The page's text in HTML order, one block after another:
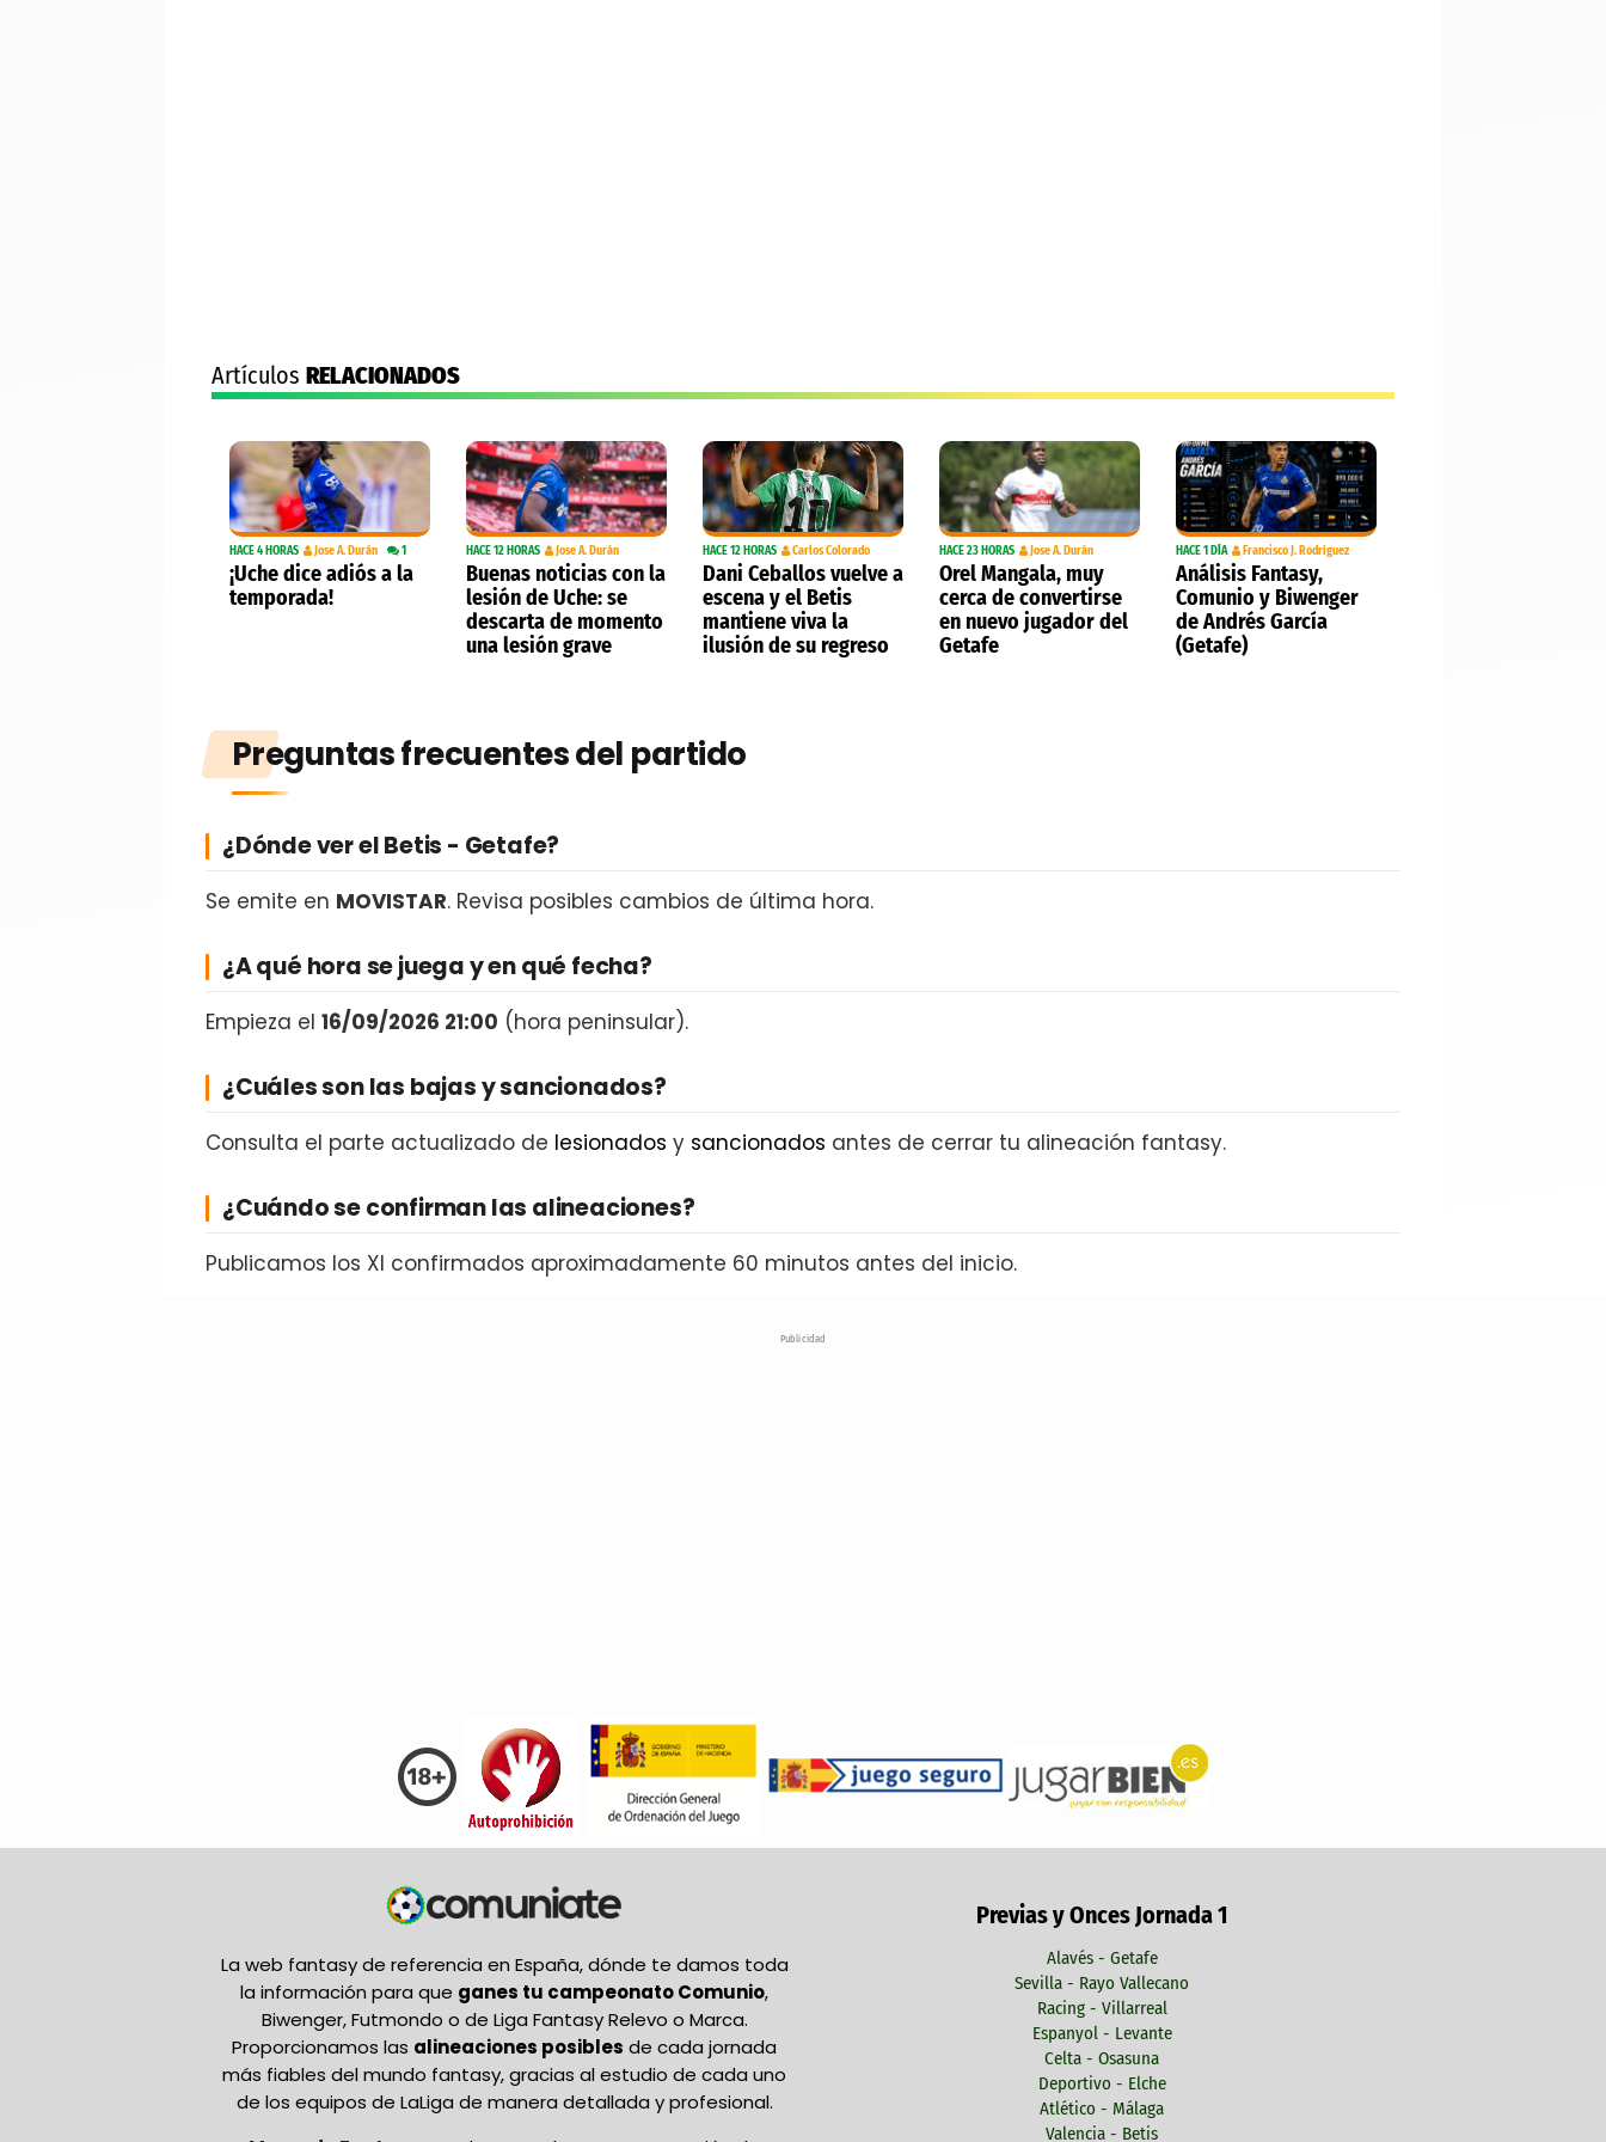
Artículos RELACIONADOS
HACE 4 HORAS Jose A. Durán 1
¡Uche dice adiós a la
temporada!
HACE 12 HORAS Jose A. Durán
Buenas noticias con la
lesión de Uche: se
descarta de momento
una lesión grave
HACE 12 HORAS Carlos Colorado
Dani Ceballos vuelve a
escena y el Betis
mantiene viva la
ilusión de su regreso
HACE 23 HORAS Jose A. Durán
Orel Mangala, muy
cerca de convertirse
en nuevo jugador del
Getafe
HACE 1 DÍA Francisco J. Rodríguez
Análisis Fantasy,
Comunio y Biwenger
de Andrés García
(Getafe)
Preguntas frecuentes del partido
¿Dónde ver el Betis - Getafe?
Se emite en MOVISTAR. Revisa posibles cambios de última hora.
¿A qué hora se juega y en qué fecha?
Empieza el 16/09/2026 21:00 (hora peninsular).
¿Cuáles son las bajas y sancionados?
Consulta el parte actualizado de lesionados y sancionados antes de cerrar tu alineación fantasy.
¿Cuándo se confirman las alineaciones?
Publicamos los XI confirmados aproximadamente 60 minutos antes del inicio.
Publicidad
La web fantasy de referencia en España, dónde te damos toda
la información para que ganes tu campeonato Comunio,
Biwenger, Futmondo o de Liga Fantasy Relevo o Marca.
Proporcionamos las alineaciones posibles de cada jornada
más fiables del mundo fantasy, gracias al estudio de cada uno
de los equipos de LaLiga de manera detallada y profesional.
Previas y Onces Jornada 1
Alavés - Getafe
Sevilla - Rayo Vallecano
Racing - Villarreal
Espanyol - Levante
Celta - Osasuna
Deportivo - Elche
Atlético - Málaga
Valencia - Betis